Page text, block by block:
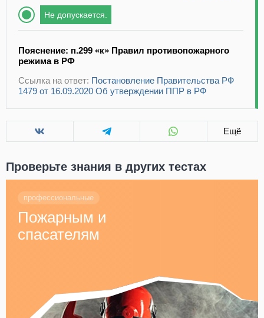
Не допускается.
Пояснение: п.299 «к» Правил противопожарного
режима в РФ
Ссылка на ответ: Постановление Правительства РФ
1479 от 16.09.2020 Об утверждении ППР в РФ
Ещё
Проверьте знания в других тестах
профессиональные
Пожарным и
спасателям